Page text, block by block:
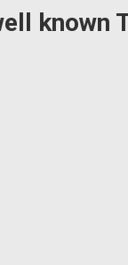
known